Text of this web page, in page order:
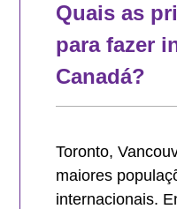
Quais as
para fazer
Canadá?
Toronto,
maiores
internacionais.